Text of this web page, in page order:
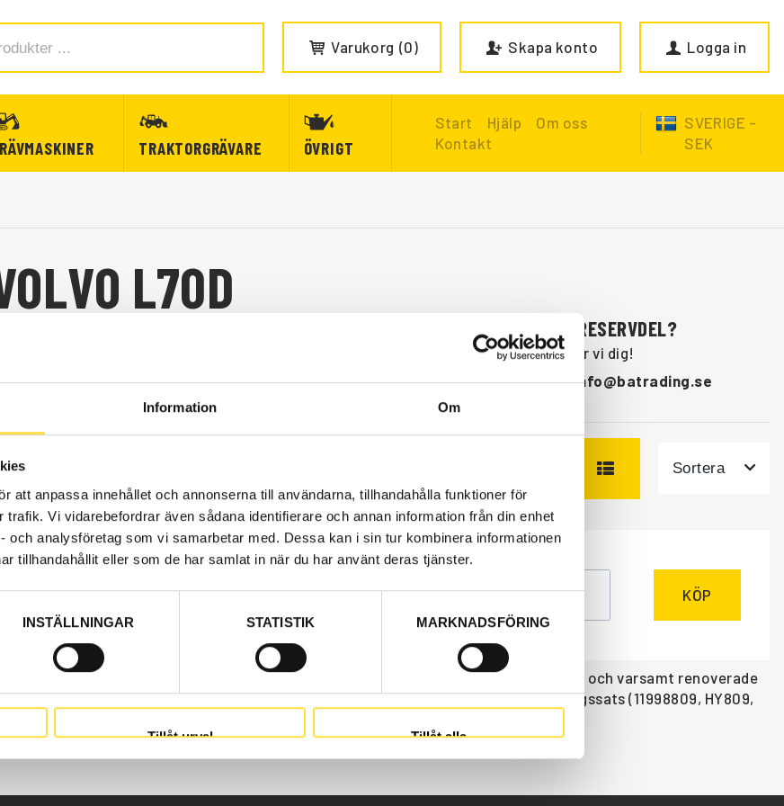
Information Om
att anpassa innehållet och annonserna till användarna, tillhandahålla funktioner för
Vi vidarebefordrar även sådana identifierare och annan information från din enhet
och analysföretag som vi samarbetar med. Dessa kan i sin tur kombinera informationen
tillhandahållit eller som de har samlat in när du har använt deras tjänster.
INSTÄLLNINGAR STATISTIK MARKNADSFÖRING
Tillåt urval Tillåt alla
Varukorg 0 Skapa konto Logga in
TRAKTORGRÄVARE ÖVRIGT
Start Hjälp
Om oss
Kontakt
SVERIGE -
SEK
L70D
SAKNAR DU NÅGON RESERVDEL?
Kontakta oss så hjälper vi dig!
+46 (0) 152-32500
info@batrading.se
Sortera
Pris exkl.
2 486.00
Webblager
KÖP
BA Trading. Våra Tiltcylinder till hjullastare L70D finns som nya eller begagnade och varsamt renoverade
till tiltcylinder för alla Volvo Entreprenadmaskiner och dessa volvodelar tätningssats (11998809, HY809,